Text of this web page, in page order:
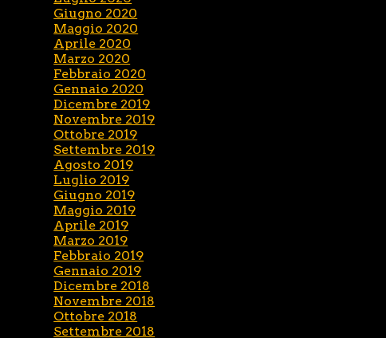
Giugno 2020
Maggio 2020
Aprile 2020
Marzo 2020
Febbraio 2020
Gennaio 2020
Dicembre 2019
Novembre 2019
Ottobre 2019
Settembre 2019
Agosto 2019
Luglio 2019
Giugno 2019
Maggio 2019
Aprile 2019
Marzo 2019
Febbraio 2019
Gennaio 2019
Dicembre 2018
Novembre 2018
Ottobre 2018
Settembre 2018